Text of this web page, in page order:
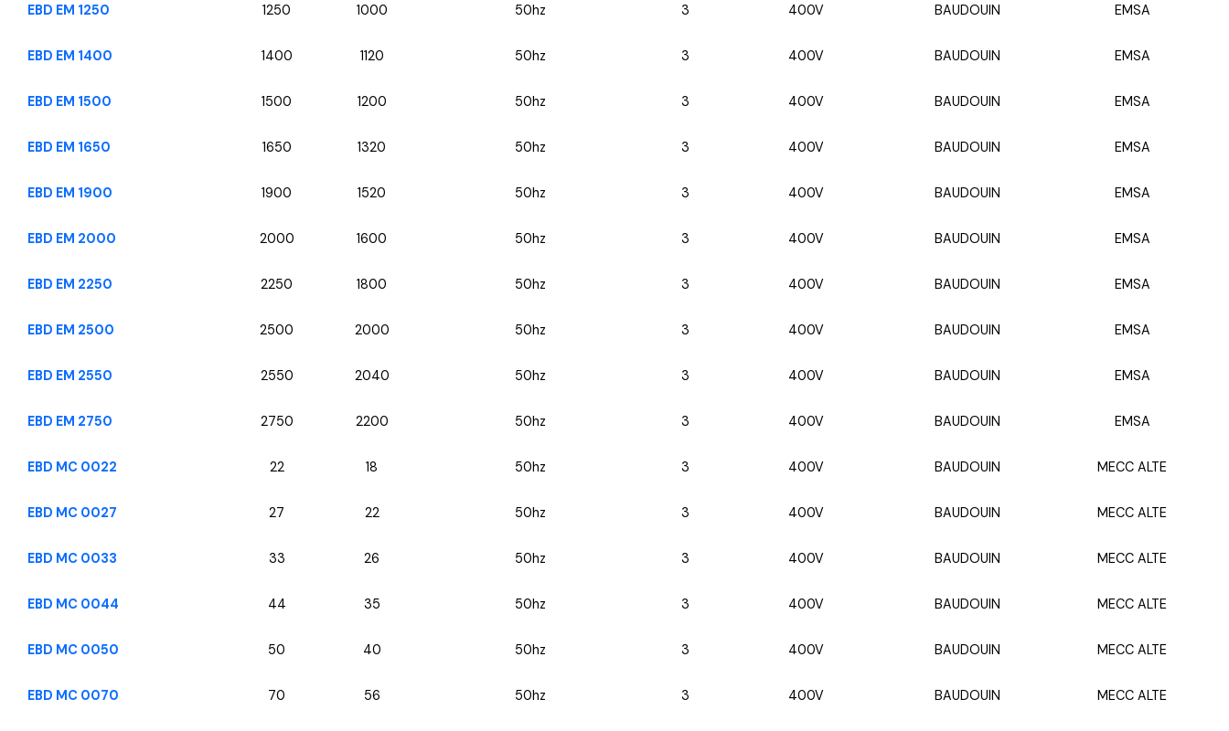
EBD EM 1250 1250 1000 50hz 3 400V BAUDOUIN EMSA
EBD EM 1400 1400 1120 50hz 3 400V BAUDOUIN EMSA
EBD EM 1500 1500 1200 50hz 3 400V BAUDOUIN EMSA
EBD EM 1650 1650 1320 50hz 3 400V BAUDOUIN EMSA
EBD EM 1900 1900 1520 50hz 3 400V BAUDOUIN EMSA
EBD EM 2000 2000 1600 50hz 3 400V BAUDOUIN EMSA
EBD EM 2250 2250 1800 50hz 3 400V BAUDOUIN EMSA
EBD EM 2500 2500 2000 50hz 3 400V BAUDOUIN EMSA
EBD EM 2550 2550 2040 50hz 3 400V BAUDOUIN EMSA
EBD EM 2750 2750 2200 50hz 3 400V BAUDOUIN EMSA
EBD MC 0022 22 18 50hz 3 400V BAUDOUIN MECC ALTE
EBD MC 0027 27 22 50hz 3 400V BAUDOUIN MECC ALTE
EBD MC 0033 33 26 50hz 3 400V BAUDOUIN MECC ALTE
EBD MC 0044 44 35 50hz 3 400V BAUDOUIN MECC ALTE
EBD MC 0050 50 40 50hz 3 400V BAUDOUIN MECC ALTE
EBD MC 0070 70 56 50hz 3 400V BAUDOUIN MECC ALTE